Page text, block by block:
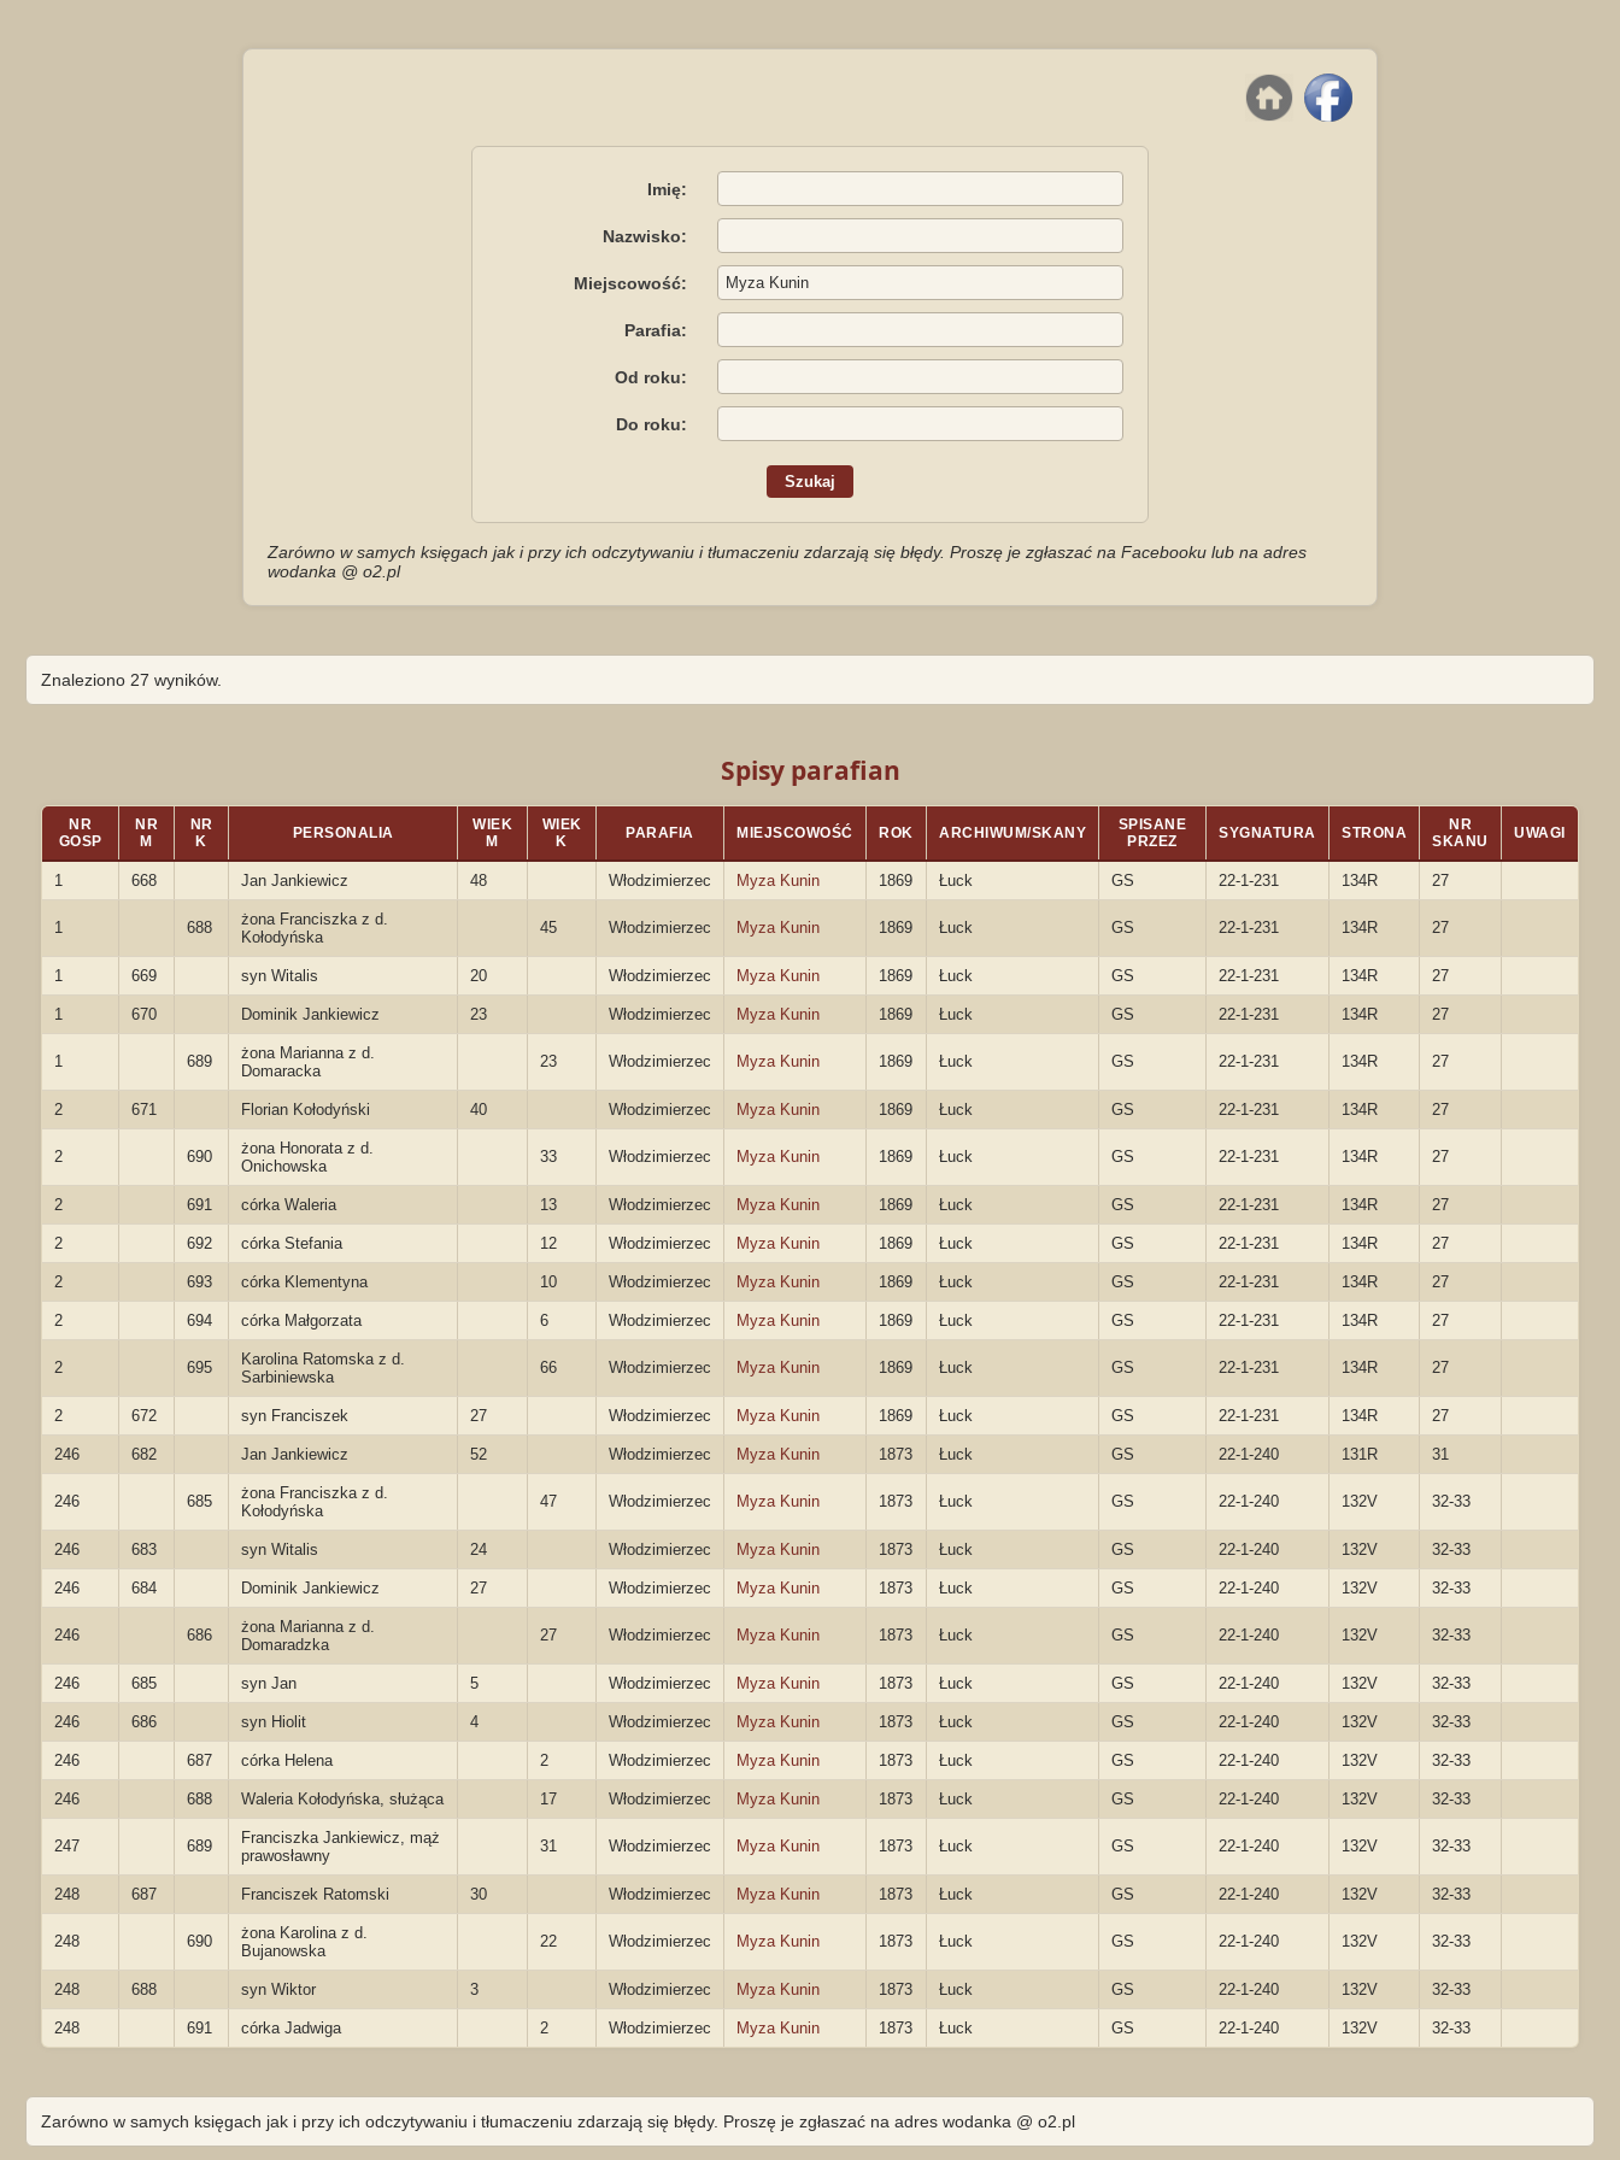
Imię:
Nazwisko:
Miejscowość:
Parafia:
Od roku:
Do roku:
Zarówno w samych księgach jak i przy ich odczytywaniu i tłumaczeniu zdarzają się błędy. Proszę je zgłaszać na Facebooku lub na adres
wodanka @ o2.pl
Znaleziono 27 wyników.
Spisy parafian
NR
GOSP
NR
M
NR
K
PERSONALIA
WIEK
M
WIEK
K
PARAFIA MIEJSCOWOŚĆ ROK ARCHIWUM/SKANY
SPISANE
PRZEZ
SYGNATURA STRONA
NR
SKANU
UWAGI
1 668 Jan Jankiewicz 48 Włodzimierzec Myza Kunin 1869 Łuck GS 22-1-231 134R 27
1 688
żona Franciszka z d.
Kołodyńska
45 Włodzimierzec Myza Kunin 1869 Łuck GS 22-1-231 134R 27
1 669 syn Witalis 20 Włodzimierzec Myza Kunin 1869 Łuck GS 22-1-231 134R 27
1 670 Dominik Jankiewicz 23 Włodzimierzec Myza Kunin 1869 Łuck GS 22-1-231 134R 27
1 689
żona Marianna z d.
Domaracka
23 Włodzimierzec Myza Kunin 1869 Łuck GS 22-1-231 134R 27
2 671 Florian Kołodyński 40 Włodzimierzec Myza Kunin 1869 Łuck GS 22-1-231 134R 27
2 690
żona Honorata z d.
Onichowska
33 Włodzimierzec Myza Kunin 1869 Łuck GS 22-1-231 134R 27
2 691 córka Waleria 13 Włodzimierzec Myza Kunin 1869 Łuck GS 22-1-231 134R 27
2 692 córka Stefania 12 Włodzimierzec Myza Kunin 1869 Łuck GS 22-1-231 134R 27
2 693 córka Klementyna 10 Włodzimierzec Myza Kunin 1869 Łuck GS 22-1-231 134R 27
2 694 córka Małgorzata 6 Włodzimierzec Myza Kunin 1869 Łuck GS 22-1-231 134R 27
2 695
Karolina Ratomska z d.
Sarbiniewska
66 Włodzimierzec Myza Kunin 1869 Łuck GS 22-1-231 134R 27
2 672 syn Franciszek 27 Włodzimierzec Myza Kunin 1869 Łuck GS 22-1-231 134R 27
246 682 Jan Jankiewicz 52 Włodzimierzec Myza Kunin 1873 Łuck GS 22-1-240 131R 31
246 685
żona Franciszka z d.
Kołodyńska
47 Włodzimierzec Myza Kunin 1873 Łuck GS 22-1-240 132V 32-33
246 683 syn Witalis 24 Włodzimierzec Myza Kunin 1873 Łuck GS 22-1-240 132V 32-33
246 684 Dominik Jankiewicz 27 Włodzimierzec Myza Kunin 1873 Łuck GS 22-1-240 132V 32-33
246 686
żona Marianna z d.
Domaradzka
27 Włodzimierzec Myza Kunin 1873 Łuck GS 22-1-240 132V 32-33
246 685 syn Jan 5 Włodzimierzec Myza Kunin 1873 Łuck GS 22-1-240 132V 32-33
246 686 syn Hiolit 4 Włodzimierzec Myza Kunin 1873 Łuck GS 22-1-240 132V 32-33
246 687 córka Helena 2 Włodzimierzec Myza Kunin 1873 Łuck GS 22-1-240 132V 32-33
246 688 Waleria Kołodyńska, służąca 17 Włodzimierzec Myza Kunin 1873 Łuck GS 22-1-240 132V 32-33
247 689
Franciszka Jankiewicz, mąż
prawosławny
31 Włodzimierzec Myza Kunin 1873 Łuck GS 22-1-240 132V 32-33
248 687 Franciszek Ratomski 30 Włodzimierzec Myza Kunin 1873 Łuck GS 22-1-240 132V 32-33
248 690
żona Karolina z d.
Bujanowska
22 Włodzimierzec Myza Kunin 1873 Łuck GS 22-1-240 132V 32-33
248 688 syn Wiktor 3 Włodzimierzec Myza Kunin 1873 Łuck GS 22-1-240 132V 32-33
248 691 córka Jadwiga 2 Włodzimierzec Myza Kunin 1873 Łuck GS 22-1-240 132V 32-33
Zarówno w samych księgach jak i przy ich odczytywaniu i tłumaczeniu zdarzają się błędy. Proszę je zgłaszać na adres wodanka @ o2.pl